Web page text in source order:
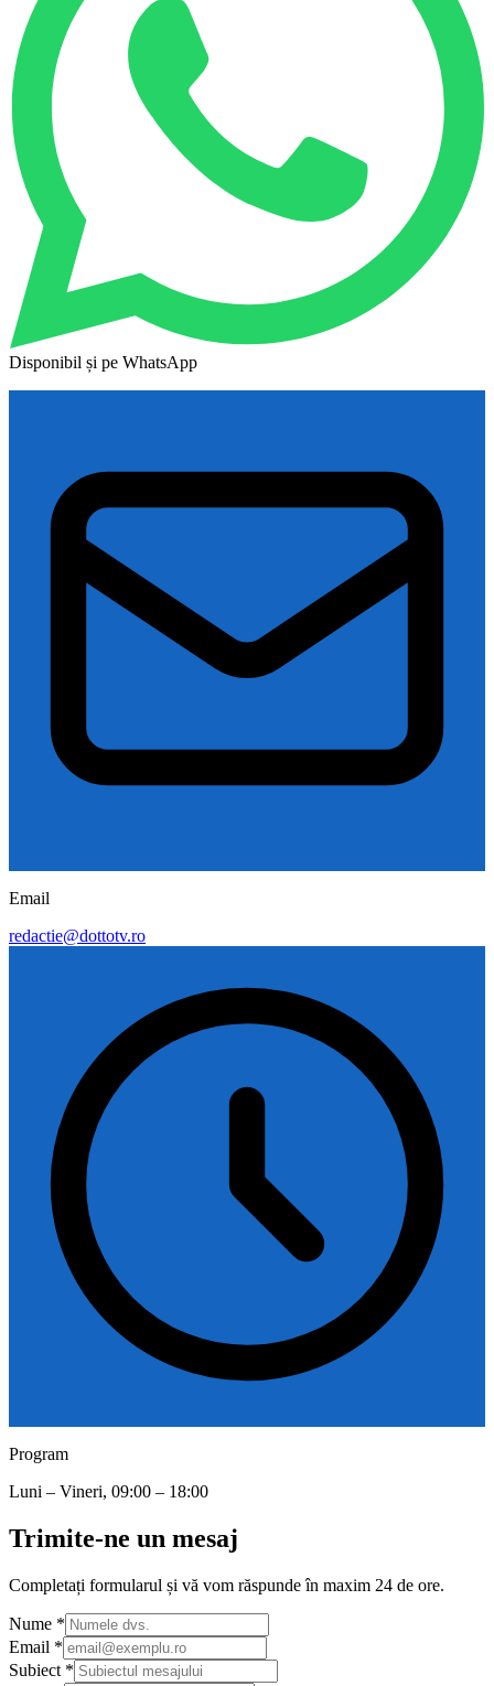
Disponibil și pe WhatsApp
Email
redactie@dottotv.ro
Program
Luni – Vineri, 09:00 – 18:00
Trimite-ne un mesaj
Completați formularul și vă vom răspunde în maxim 24 de ore.
Nume *
Email *
Subiect *